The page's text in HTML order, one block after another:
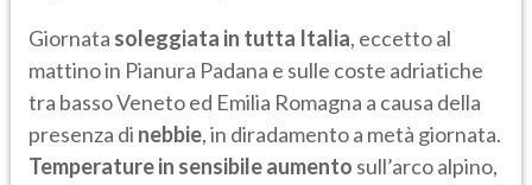
Giornata soleggiata in tutta Italia, eccetto al
mattino in Pianura Padana e sulle coste adriatiche
tra basso Veneto ed Emilia Romagna a causa della
presenza di nebbie, in diradamentoa metà giornata.
Temperature in sensibile aumento sull’arco alpino,